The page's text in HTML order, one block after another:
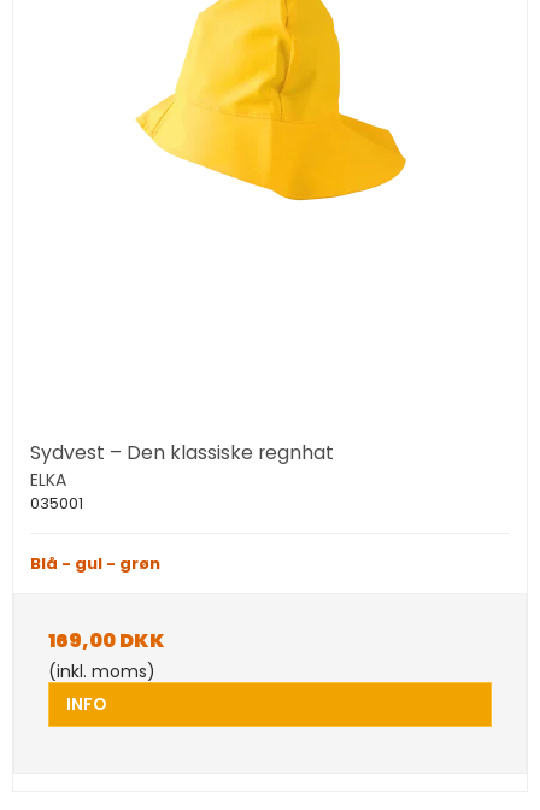
Sydvest – Den klassiske regnhat
ELKA
035001
Blå - gul - grøn
169,00 DKK
(inkl. moms)
INFO